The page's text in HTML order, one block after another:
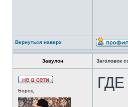
Вернуться наверх
Завулон Заголовок
Борец